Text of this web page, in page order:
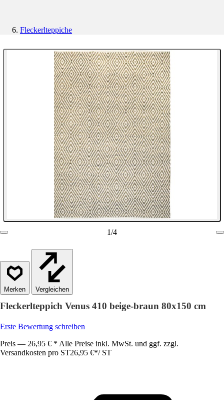
Fleckerlteppiche
1/4
Vergleichen
Fleckerlteppich Venus 410 beige-braun 80x150 cm
Erste Bewertung schreiben
Preis — 26,95 € * Alle Preise inkl. MwSt. und ggf. zzgl.
Versandkosten pro ST26,95 €*/ ST